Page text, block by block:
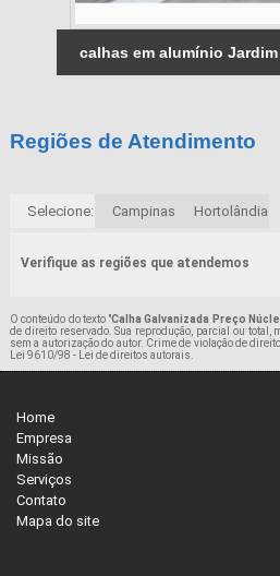
calhas em alumínio
Regiões de Atendimento
Selecione: Campinas Hortolândia
Verifique as regiões que atendemos
O conteúdo do texto "Calha Galvanizada Preço
de direito reservado. Sua reprodução, parcial ou
sem a autorização do autor. Crime de violação de
Lei 9610/98 - Lei de direitos autorais.
Home
Empresa
Missão
Serviços
Contato
Mapa do site